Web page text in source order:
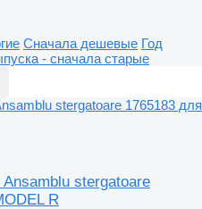
Сначала дешевые Год
- сначала старые
Ansamblu stergatoare
R